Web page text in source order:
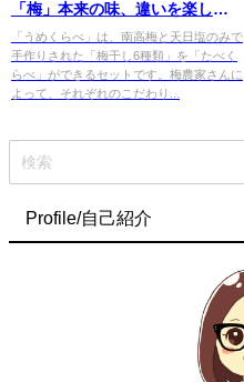
「梅」本来の味、違いを楽しむ
「うめくらべ」 白干梅6種類の
紹介
「うめくらべ」は、南高梅と天日塩のみで
手作りされた「梅干し6種類」を「たべく
らべ」ができるセットです。梅農家さんに
よって、それぞれのこだわり...
Profile/自己紹介